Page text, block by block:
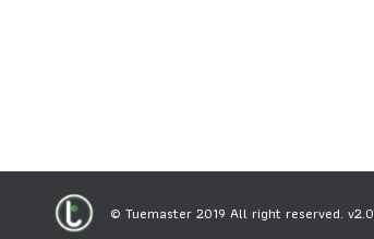
© Tuemaster 2019 All right reserved. v2.0